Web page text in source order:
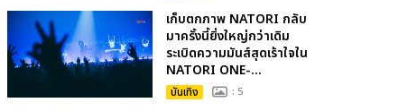
เก็บตกภาพ NATORI กลับ
มาครั้งนี้ยิ่งใหญ่กว่าเดิม
ระเบิดความมันส์สุดเร้าใจใน
NATORI ONE-...
บันเทิง : 5